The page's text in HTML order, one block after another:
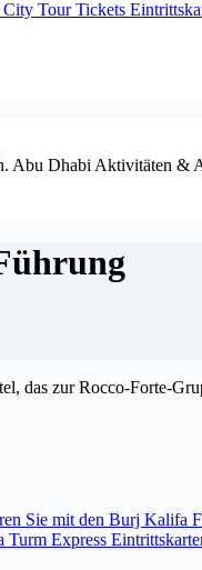
Tour Tickets
Abu Dhabi Aktivitäten &
das zur Rocco-Forte-
Sie mit den Burj
Express